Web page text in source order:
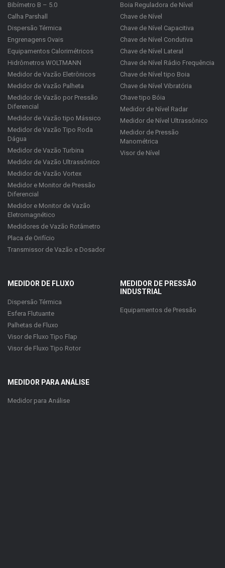
Bibímetro B – 5.0
Calha Parshall
Dispersão Térmica
Engrenagens Ovais
Equipamentos Calorimétricos
Hidrômetros WOLTMANN
Medidor de Vazão Eletrônicos
Medidor de Vazão Palheta
Medidor de Vazão por Pressão
Diferencial
Medidor de Vazão tipo Mássico
Medidor de Vazão Tipo Roda
Dágua
Medidor de Vazão Turbina
Medidor de Vazão Ultrassônico
Medidor de Vazão Vortex
Medidor e Monitor de Pressão
Diferencial
Medidor e Monitor de Vazão
Eletromagnético
Medidores de Vazão Rotâmetro
Placa de Orifício
Transmissor de Vazão e Dosador
Boia Reguladora de Nível
Chave de Nível
Chave de Nível Capacitiva
Chave de Nível Condutiva
Chave de Nível Lateral
Chave de Nível Rádio Frequência
Chave de Nível tipo Boia
Chave de Nível Vibratória
Chave tipo Bóia
Medidor de Nível Radar
Medidor de Nível Ultrassônico
Medidor de Pressão
Manométrica
Visor de Nível
MEDIDOR DE FLUXO
Dispersão Térmica
Esfera Flutuante
Palhetas de Fluxo
Visor de Fluxo Tipo Flap
Visor de Fluxo Tipo Rotor
MEDIDOR DE PRESSÃO
INDUSTRIAL
Equipamentos de Pressão
MEDIDOR PARA ANÁLISE
Medidor para Análise